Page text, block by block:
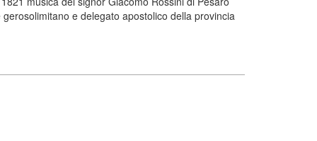
e delegato apostolico della provincia